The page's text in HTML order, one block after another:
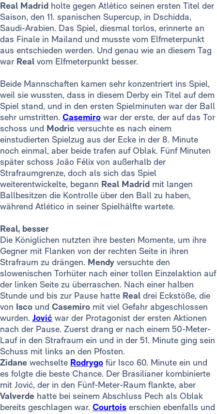
Real Madrid holte gegen Atlético seinen ersten Titel der
Saison, den 11. spanischen Supercup, in Dschidda,
Saudi-Arabien. Das Spiel, diesmal torlos, erinnerte an
das Finale in Mailand und musste vom Elfmeterpunkt
aus entschieden werden. Und genau wie an diesem Tag
war Real vom Elfmeterpunkt besser.
Beide Mannschaften kamen sehr konzentriert ins Spiel,
weil sie wussten, dass in diesem Derby ein Titel auf dem
Spiel stand, und in den ersten Spielminuten war der Ball
sehr umstritten. Casemiro war der erste, der auf das Tor
schoss und Modric versuchte es nach einem
einstudierten Spielzug aus der Ecke in der 8. Minute
noch einmal, aber beide trafen auf Oblak. Fünf Minuten
später schoss João Félix von außerhalb der
Strafraumgrenze, doch als sich das Spiel
weiterentwickelte, begann Real Madrid mit langen
Ballbesitzen die Kontrolle über den Ball zu haben,
während Atlético in seiner Spielhälfte wartete.
Real, besser
Die Königlichen nutzten ihre besten Momente, um ihre
Gegner mit Flanken von der rechten Seite in ihren
Strafraum zu drängen. Mendy versuchte den
slowenischen Torhüter nach einer tollen Einzelaktion auf
der linken Seite zu überraschen. Nach einer halben
Stunde und bis zur Pause hatte Real drei Eckstöße, die
von Isco und Casemiro mit viel Gefahr abgeschlossen
wurden. Jović war der Protagonist der ersten Aktionen
nach der Pause. Zuerst drang er nach einem 50-Meter-
Lauf in den Strafraum ein und in der 51. Minute ging sein
Schuss mit links an den Pfosten.
Zidane wechselte Rodrygo für Isco 60. Minute ein und
es folgte die beste Chance. Der Brasilianer kombinierte
mit Jović, der in den Fünf-Meter-Raum flankte, aber
Valverde hatte bei seinem Abschluss Pech als Oblak
bereits geschlagen war. Courtois erschien ebenfalls und